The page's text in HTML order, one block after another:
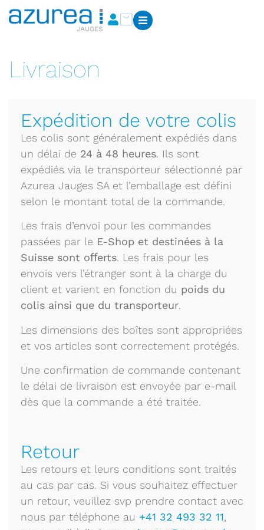
Livraison
Expédition de votre colis
Les colis sont généralement expédiés dans
un délai de 24 à 48 heures. Ils sont
expédiés via le transporteur sélectionné par
Azurea Jauges SA et l’emballage est défini
selon le montant total de la commande.
Les frais d’envoi pour les commandes
passées par le E-Shop et destinées à la
Suisse sont oﬀerts. Les frais pour les
envois vers l’étranger sont à la charge du
client et varient en fonction du poids du
colis ainsi que du transporteur.
Les dimensions des boîtes sont appropriées
et vos articles sont correctement protégés.
Une confirmation de commande contenant
le délai de livraison est envoyée par e-mail
dès que la commande a été traitée.
Retour
Les retours et leurs conditions sont traités
au cas par cas. Si vous souhaitez effectuer
un retour, veuillez svp prendre contact avec
nous par téléphone au +41 32 493 32 11,